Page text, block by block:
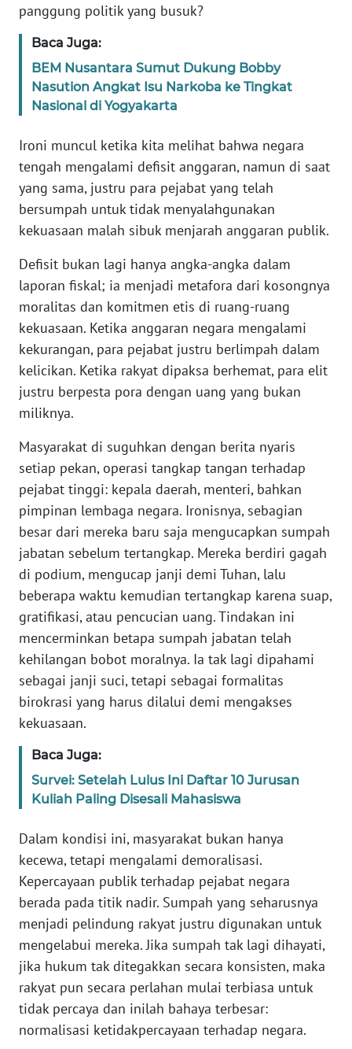
panggung politik yang busuk?
Baca Juga:
BEM Nusantara Sumut Dukung Bobby
Nasution Angkat Isu Narkoba ke Tingkat
Nasional di Yogyakarta
Ironi muncul ketika kita melihat bahwa negara
tengah mengalami defisit anggaran, namun di saat
yang sama, justru para pejabat yang telah
bersumpah untuk tidak menyalahgunakan
kekuasaan malah sibuk menjarah anggaran publik.
Defisit bukan lagi hanya angka-angka dalam
laporan fiskal; ia menjadi metafora dari kosongnya
moralitas dan komitmen etis di ruang-ruang
kekuasaan. Ketika anggaran negara mengalami
kekurangan, para pejabat justru berlimpah dalam
kelicikan. Ketika rakyat dipaksa berhemat, para elit
justru berpesta pora dengan uang yang bukan
miliknya.
Masyarakat di suguhkan dengan berita nyaris
setiap pekan, operasi tangkap tangan terhadap
pejabat tinggi: kepala daerah, menteri, bahkan
pimpinan lembaga negara. Ironisnya, sebagian
besar dari mereka baru saja mengucapkan sumpah
jabatan sebelum tertangkap. Mereka berdiri gagah
di podium, mengucap janji demi Tuhan, lalu
beberapa waktu kemudian tertangkap karena suap,
gratifikasi, atau pencucian uang. Tindakan ini
mencerminkan betapa sumpah jabatan telah
kehilangan bobot moralnya. Ia tak lagi dipahami
sebagai janji suci, tetapi sebagai formalitas
birokrasi yang harus dilalui demi mengakses
kekuasaan.
Baca Juga:
Survei: Setelah Lulus Ini Daftar 10 Jurusan
Kuliah Paling Disesali Mahasiswa
Dalam kondisi ini, masyarakat bukan hanya
kecewa, tetapi mengalami demoralisasi.
Kepercayaan publik terhadap pejabat negara
berada pada titik nadir. Sumpah yang seharusnya
menjadi pelindung rakyat justru digunakan untuk
mengelabui mereka. Jika sumpah tak lagi dihayati,
jika hukum tak ditegakkan secara konsisten, maka
rakyat pun secara perlahan mulai terbiasa untuk
tidak percaya dan inilah bahaya terbesar:
normalisasi ketidakpercayaan terhadap negara.
JAKARTA
WN
JABAR
WN
WN
NTT
WN
WN
PAPUA
PAPUA
BARAT
WN
WN
SERAMBI
WN
JAMBI
WN
SULTRA
NTB
WN
SULTENG
SULBAR
BABEL
WN
SUMBAR
WN
SUMSEL
WN
BENGKULU